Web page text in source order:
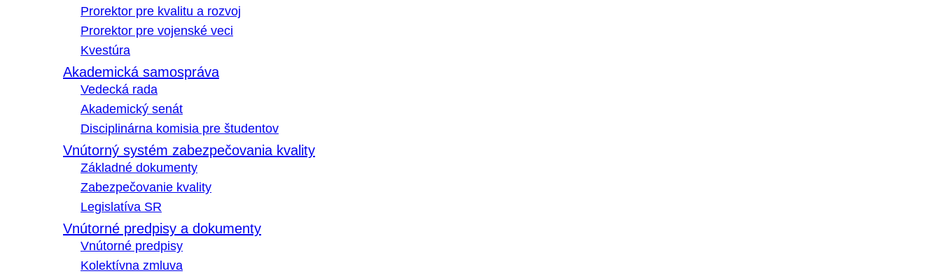
Prorektor pre kvalitu a rozvoj
Prorektor pre vojenské veci
Kvestúra
Akademická samospráva
Vedecká rada
Akademický senát
Disciplinárna komisia pre študentov
Vnútorný systém zabezpečovania kvality
Základné dokumenty
Zabezpečovanie kvality
Legislatíva SR
Vnútorné predpisy a dokumenty
Vnútorné predpisy
Kolektívna zmluva